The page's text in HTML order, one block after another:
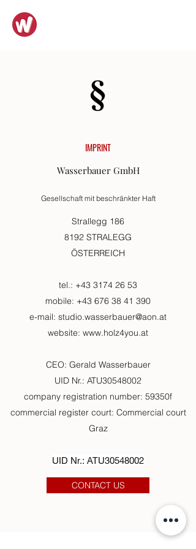
IMPRINT
Wasserbauer GmbH
Gesellschaft mit beschränkter Haft
Strallegg 186
8192 STRALEGG
ÖSTERREICH
tel.: +43 3174 26 53
mobile: +43 676 38 41 390
e-mail: studio.wasserbauer@aon.at
website: www.holz4you.at
CEO: Gerald Wasserbauer
UID Nr.: ATU30548002
company registration number: 59350f
commercial register court: Commercial court
Graz
UID Nr.: ATU30548002
CONTACT US